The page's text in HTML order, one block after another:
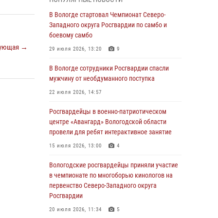
→
округа Росгвардии по спортивному и боевому
самбо
03 августа 2026, 08:54 8 1
ЗА МИНУВШУЮ НЕДЕЛЮ СОТРУДНИКАМИ
В ВОЛОГОДСКОЙ ОБЛАСТИ ЗАДЕРЖАНО 23
ПРАВОНАРУШИТЕЛЯ
02 августа 2026, 10:37
Росгвардейцы в г. Соколе задержали
несовершеннолетнего нарушителя
на питбайке
31 июля 2026, 06:43
В Вологде стартовал Чемпионат Северо-
Западного округа Росгвардии по самбо и
боевому самбо
29 июля 2026, 13:20
В Вологде стартовал Чемпионат Северо-
Западного округа Росгвардии по самбо и
боевому самбо
29 июля 2026, 13:20 9
В Вологде сотрудники Росгвардии спасли
мужчину от необдуманного поступка
22 июля 2026, 14:57
Росгвардейцы в военно-патриотическом
центре «Авангард» Вологодской области
провели для ребят интерактивное занятие
15 июля 2026, 13:00 4
Вологодские росгвардейцы приняли участие
в чемпионате по многоборью кинологов на
первенство Северо-Западного округа
Росгвардии
20 июля 2026, 11:34 5